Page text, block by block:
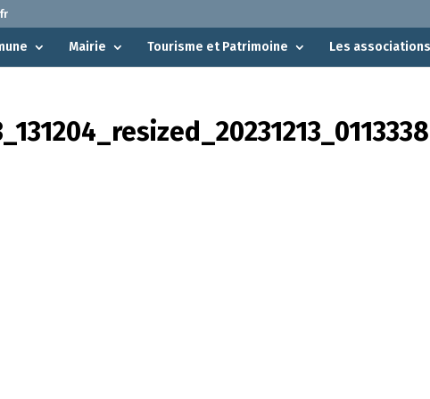
Mairie Tourisme et Patrimoine Les